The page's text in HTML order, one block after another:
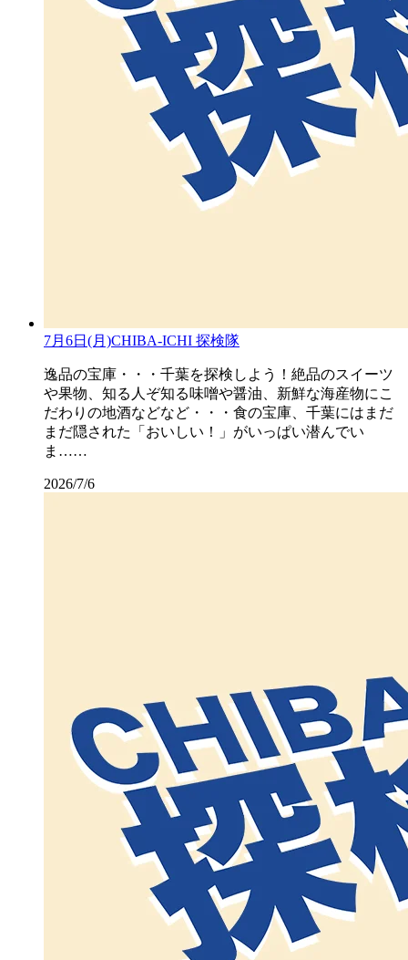
7月6日(月)CHIBA-ICHI 探検隊
逸品の宝庫・・・千葉を探検しよう！絶品のスイーツ
や果物、知る人ぞ知る味噌や醤油、新鮮な海産物にこ
だわりの地酒などなど・・・食の宝庫、千葉にはまだ
まだ隠された「おいしい！」がいっぱい潜んでい
ま……
2026/7/6